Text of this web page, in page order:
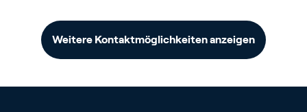
Weitere Kontaktmöglichkeiten anzeigen